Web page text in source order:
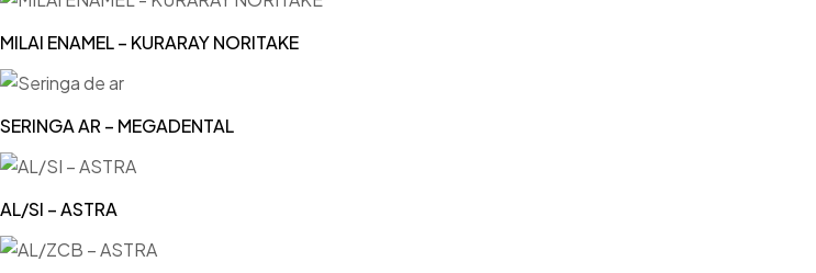
MILAI ENAMEL – KURARAY NORITAKE
SERINGA AR – MEGADENTAL
AL/SI – ASTRA